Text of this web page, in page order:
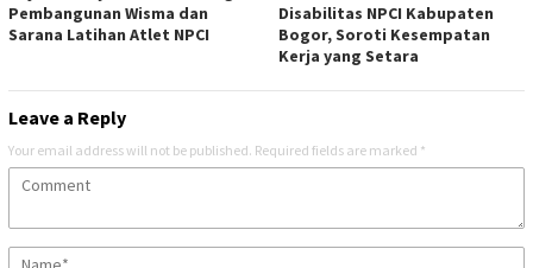
Pembangunan Wisma dan
Sarana Latihan Atlet NPCI
Disabilitas NPCI Kabupaten
Bogor, Soroti Kesempatan
Kerja yang Setara
Leave a Reply
Your email address will not be published. Required fields are marked *